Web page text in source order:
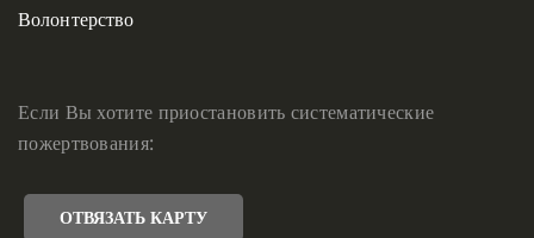
Волонтерство
Если Вы хотите приостановить систематические
пожертвования:
ОТВЯЗАТЬ КАРТУ